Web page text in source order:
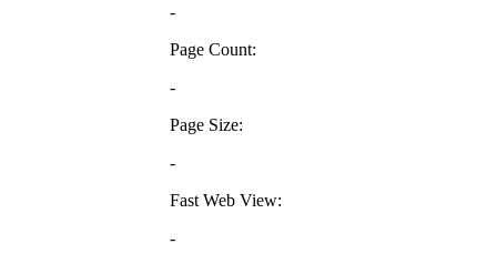
-
Page Count:
-
Page Size:
-
Fast Web View:
-